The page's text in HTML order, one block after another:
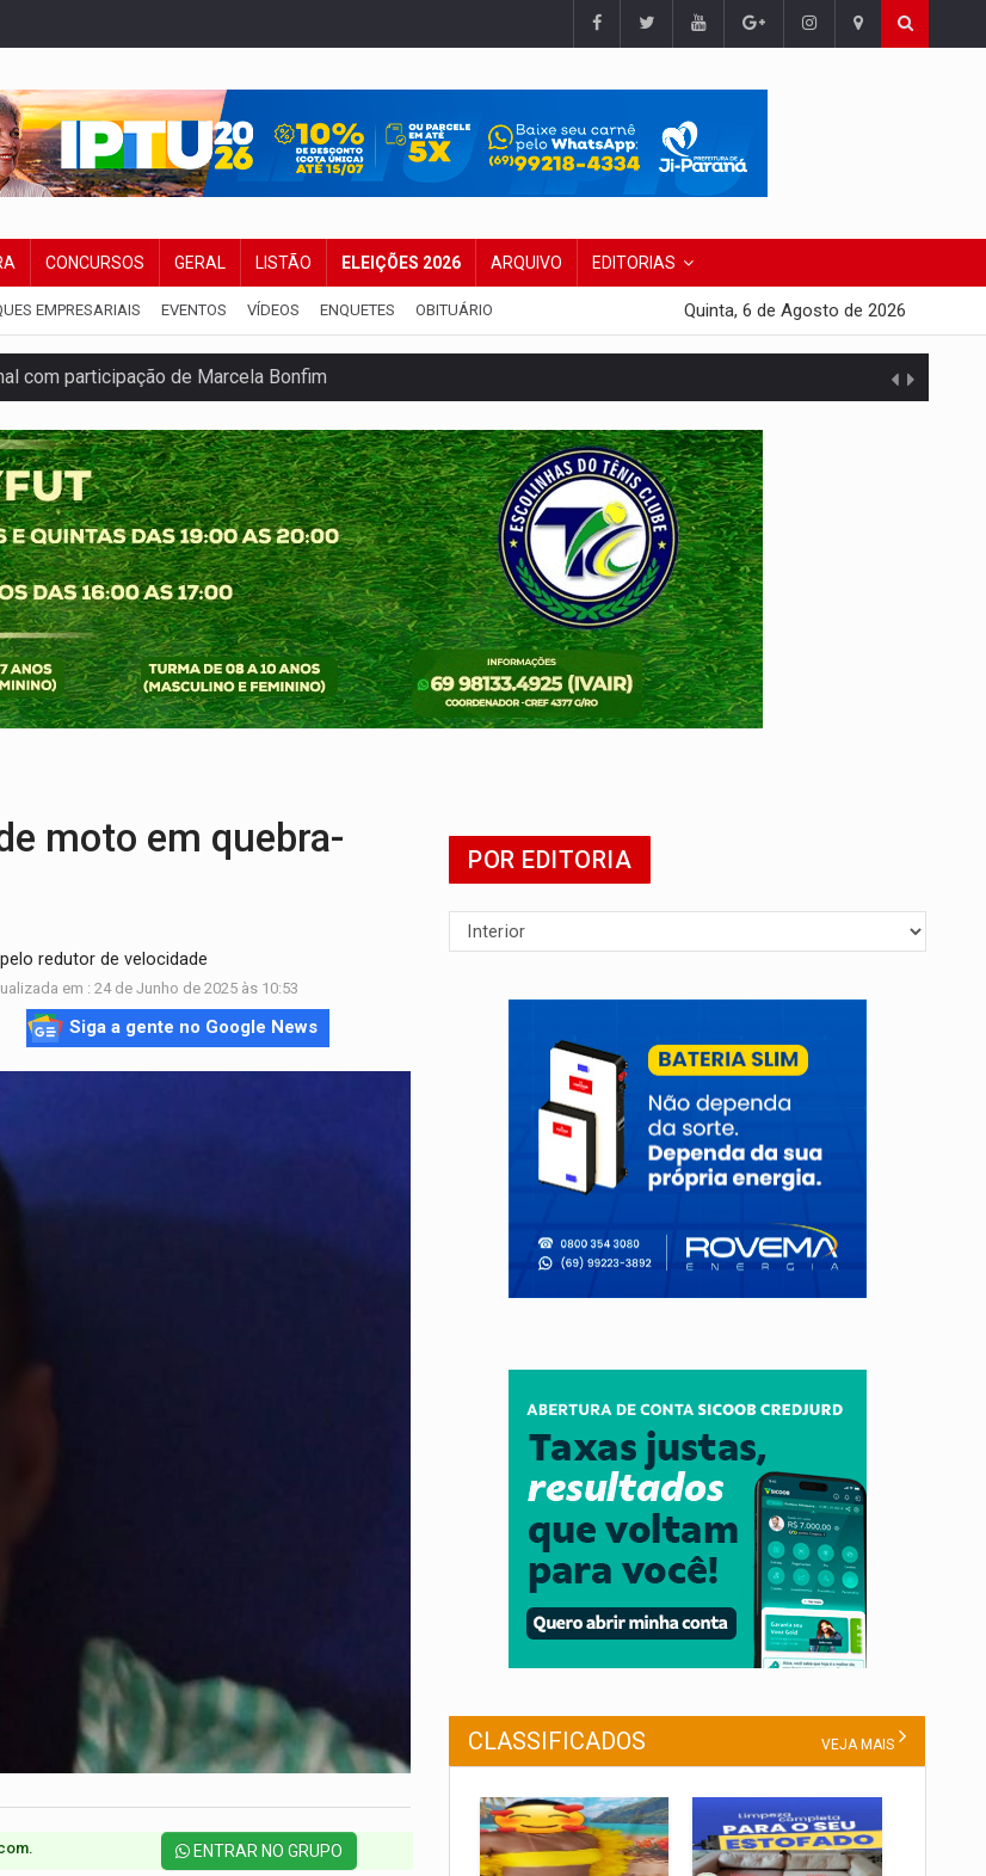
CONCURSOS GERAL LISTÃO ELEIÇÕES 2026 ARQUIVO EDITORIAS
EMPRESARIAIS EVENTOS VÍDEOS ENQUETES OBITUÁRIO Quinta, 6 de Agosto de 2026
com participação de Marcela Bonfim
nesta sexta-feira (7)
da educação municipal em Porto Velho
Comunicação com oportunidade de integrar equipe
sobre trajetória da Lei Maria da Penha
para regularização de débitos
famílias com geladeiras e ventiladores novos
a 21 anos de prisão em Espigão do Oeste
moto em quebra-
redutor de velocidade
em : 24 de Junho de 2025 às 10:53
Siga a gente no Google News
ENTRAR NO GRUPO
POR EDITORIA
CLASSIFICADOS VEJA MAIS